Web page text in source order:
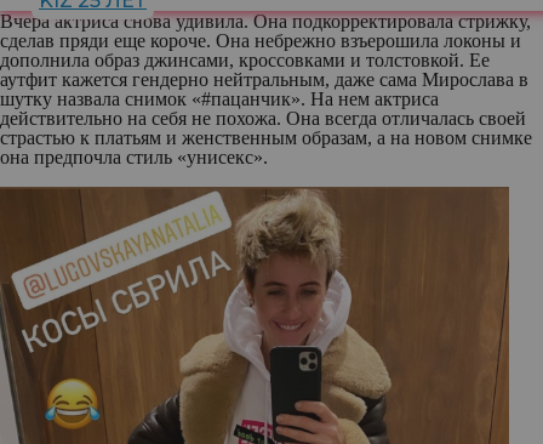
Вчера актриса снова удивила. Она подкорректировала стрижку,
сделав пряди еще короче. Она небрежно взъерошила локоны и
дополнила образ джинсами, кроссовками и толстовкой. Ее
аутфит кажется гендерно нейтральным, даже сама Мирослава в
шутку назвала снимок «#пацанчик». На нем актриса
действительно на себя не похожа. Она всегда отличалась своей
страстью к платьям и женственным образам, а на новом снимке
она предпочла стиль «унисекс».